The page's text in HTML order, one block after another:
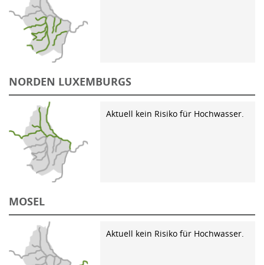
NORDEN LUXEMBURGS
Aktuell kein Risiko für Hochwasser.
MOSEL
Aktuell kein Risiko für Hochwasser.